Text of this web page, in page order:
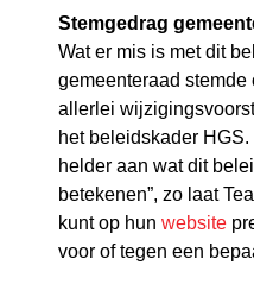
Stemgedrag
Wat er mis is met dit
gemeenteraad
allerlei
het beleidskader
helder aan wat dit
betekenen”, zo laat
kunt op hunwebsite
voor of tegen een